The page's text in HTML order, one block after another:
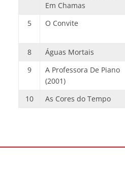
Em Chamas
5
O Convite
8
Águas Mortais
9
A Professora De Piano
(2001)
10 As Cores do Tempo